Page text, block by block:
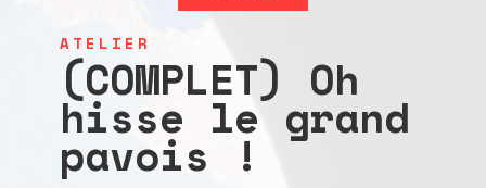
ATELIER
(COMPLET) Oh
hisse le grand
pavois !